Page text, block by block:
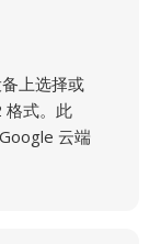
上选择或
格式。此
云端